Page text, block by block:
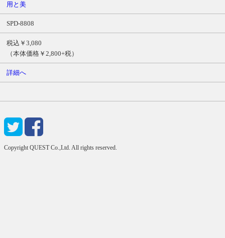
用と美
SPD-8808
税込￥3,080
（本体価格￥2,800+税）
詳細へ
Copyright QUEST Co.,Ltd. All rights reserved.